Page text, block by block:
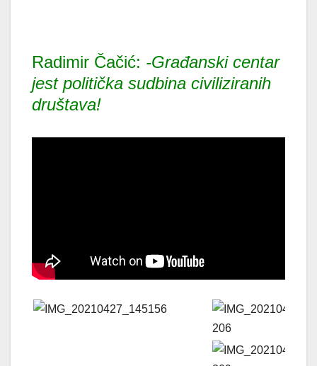
Radimir Čačić: -Građanski centar
jest politička sudbina civiliziranih
društava!